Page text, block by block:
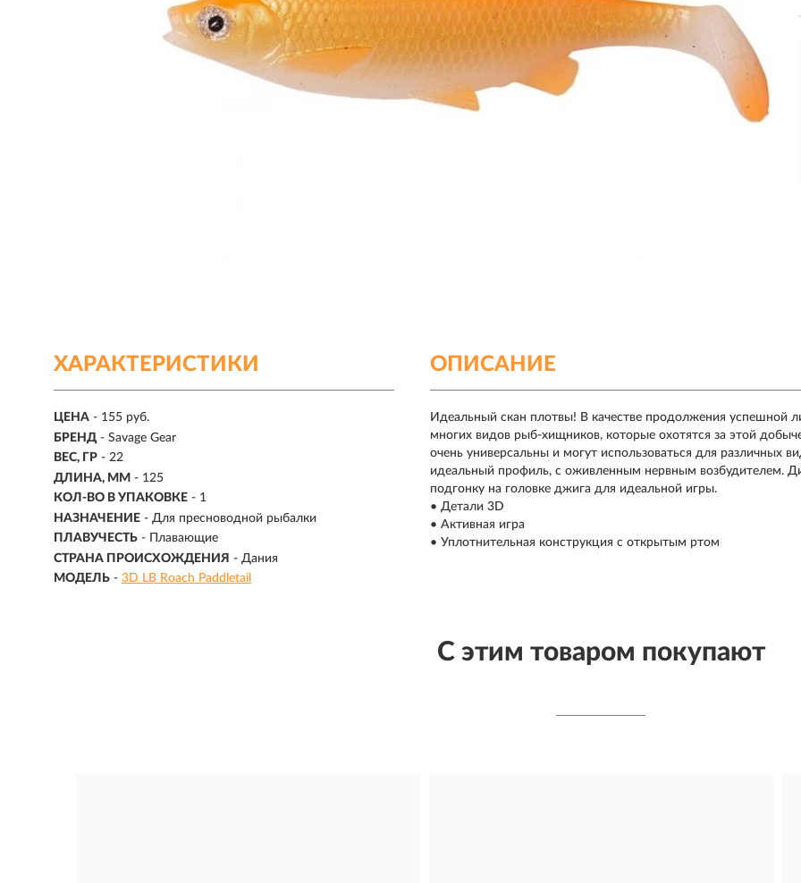
ХАРАКТЕРИСТИКИ
ЦЕНА - 155 руб.
БРЕНД - Savage Gear
ВЕС, ГР - 22
ДЛИНА, ММ - 125
КОЛ-ВО В УПАКОВКЕ - 1
НАЗНАЧЕНИЕ - Для пресноводной рыбалки
ПЛАВУЧЕСТЬ - Плавающие
СТРАНА ПРОИСХОЖДЕНИЯ - Дания
МОДЕЛЬ - 3D LB Roach Paddletail
ОПИСАНИЕ
Идеальный скан плотвы! В качестве продолжения успешной
многих видов рыб-хищников, которые охотятся за этой
очень универсальны и могут использоваться для различных
идеальный профиль, с оживленным нервным возбудителем.
подгонку на головке джига для идеальной игры.
• Детали 3D
• Активная игра
• Уплотнительная конструкция с открытым ртом
С этим товаром покупают